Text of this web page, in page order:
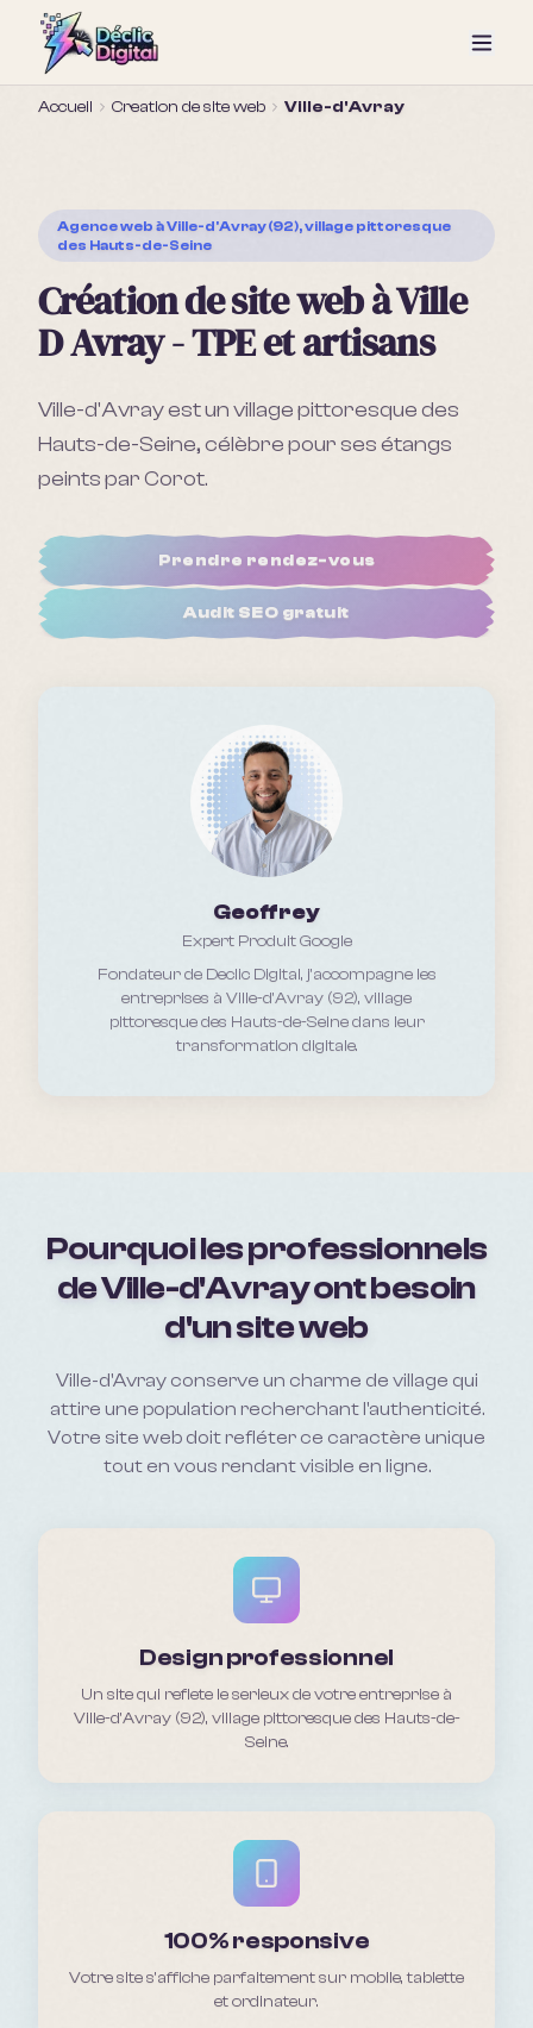
Accueil Creation de site web Ville-d'Avray
Agence web à Ville-d'Avray (92), village pittoresque
des Hauts-de-Seine
Création de site web à Ville
D Avray - TPE et artisans
Ville-d'Avray est un village pittoresque des
Hauts-de-Seine, célèbre pour ses étangs
peints par Corot.
Prendre rendez-vous
Audit SEO gratuit
Geoffrey
Expert Produit Google
Fondateur de Declic Digital, j'accompagne les
entreprises à Ville-d'Avray (92), village
pittoresque des Hauts-de-Seinedans leur
transformation digitale.
Pourquoi les professionnels
de Ville-d'Avray ont besoin
d'un site web
Ville-d'Avray conserve un charme de village qui
attire une population recherchant l'authenticité.
Votre site web doit refléter ce caractère unique
tout en vous rendant visible en ligne.
Design professionnel
Un site qui reflete le serieux de votre entreprise à
Ville-d'Avray (92), village pittoresque des Hauts-de-
Seine.
100% responsive
Votre site s'affiche parfaitement sur mobile, tablette
et ordinateur.